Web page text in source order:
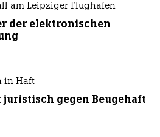
am Leipziger Flughafen
der elektronischen
in Haft
juristisch gegen Beugehaft